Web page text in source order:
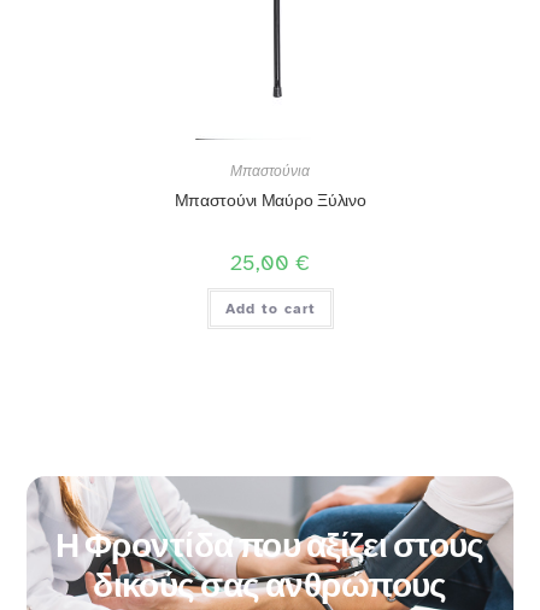
Μπαστούνια
Μπαστούνι Μαύρο Ξύλινο
25,00 €
Add to cart
Η Φροντίδα που αξίζει στους
δικούς σας ανθρώπους